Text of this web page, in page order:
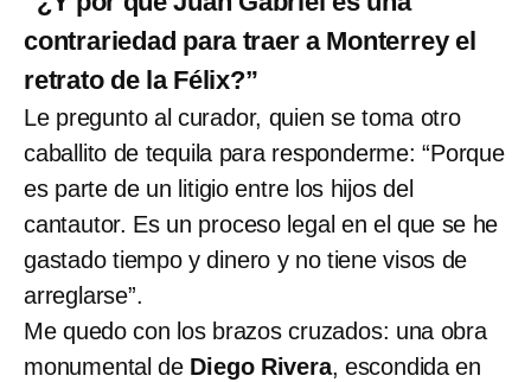
contrariedad para traer a Monterrey el
retrato de la Félix?”
Le pregunto al curador, quien se toma otro
caballito de tequila para responderme: “Porque
es parte de un litigio entre los hijos del
cantautor. Es un proceso legal en el que se he
gastado tiempo y dinero y no tiene visos de
arreglarse”.
Me quedo con los brazos cruzados: una obra
monumental de Diego Rivera, escondida en